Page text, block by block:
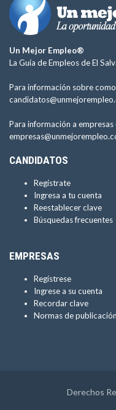
Un Mejor Empleo®
La Guía de Empleos de El
Para información sobre
Para información a empresas
CANDIDATOS
Regístrate
Ingresa a tu cuenta
Reestablecer clave
Búsquedas frecuentes
EMPRESAS
Regístrese
Ingrese a su cuenta
Recordar clave
Normas de publicación
Derechos